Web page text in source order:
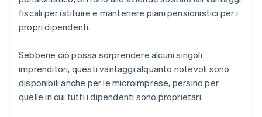
fiscali per istituire e mantenere piani pensionistici per i
propri dipendenti.
Sebbene ciò possa sorprendere alcuni singoli
imprenditori, questi vantaggi alquanto notevoli sono
disponibili anche per le microimprese, persino per
quelle in cui tutti i dipendenti sono proprietari.